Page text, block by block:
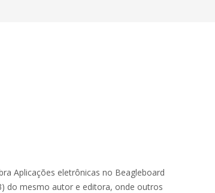
Aplicações eletrônicas no Beagleboard
do mesmo autor e editora, onde outros